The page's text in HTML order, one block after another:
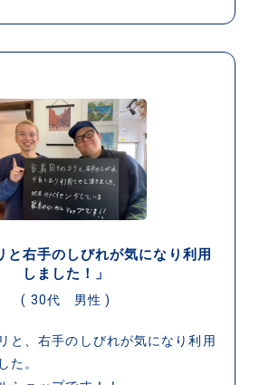
と右手のしびれが気になり利用
しました！」
( 30代 男性 )
と、右手のしびれが気になり利用
た。